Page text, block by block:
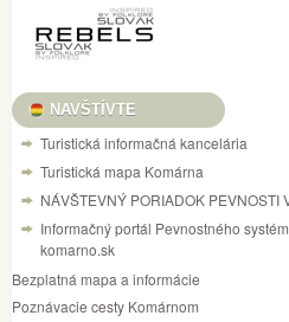
NAVŠTÍVTE
Turistická informačná kancelária
Turistická mapa Komárna
NÁVŠTEVNÝ PORIADOK PEVNOSTI
Informačný portál Pevnostného
komarno.sk
Bezplatná mapa a informácie
Poznávacie cesty Komárnom